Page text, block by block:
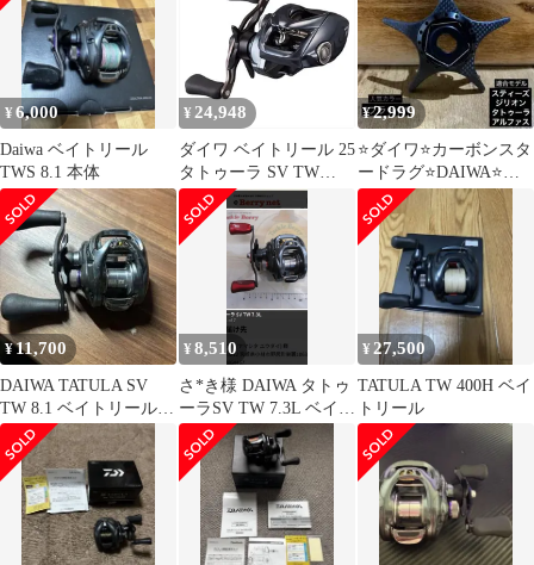
¥6,000
Daiwa ベイトリール
TWS 8.1 本体
¥ 24,948
ダイワ ベイトリール 25
タトゥーラ SV TW
100(右)
¥2,999
⭐️ダイワ⭐️カーボンスタ
ードラグ⭐️DAIWA⭐️オ
ールブラック⭐️スティ
ーズ⭐️ジリオン
¥11,700
DAIWA TATULA SV
TW 8.1 ベイトリール
本体
¥8,510
さ*き様 DAIWA タトゥ
ーラSV TW 7.3L ベイト
リール 本体
¥ 27,500
TATULA TW 400H ベイ
トリール